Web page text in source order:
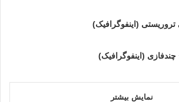
(اینفوگرافیک)
نمایش بیشتر